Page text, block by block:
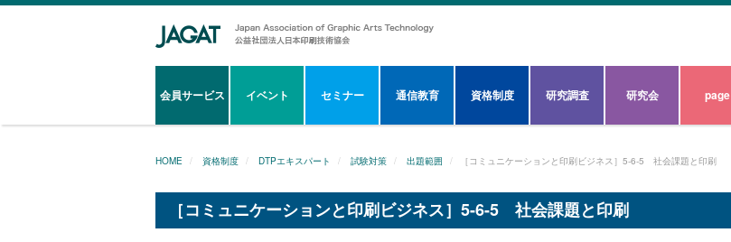
会員サービス イベント セミナー 通信教育 資格制度 研究調査 研究会 page
HOME 資格制度 DTPエキスパート 試験対策 出題範囲 ［コミュニケーションと印刷ビジネス］5-6-5 社会課題と印刷
［コミュニケーションと印刷ビジネス］5-6-5 社会課題と印刷